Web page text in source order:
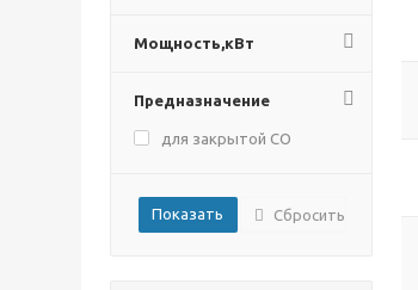
Мощность,кВт
Предназначение
для закрытой СО
Сбросить